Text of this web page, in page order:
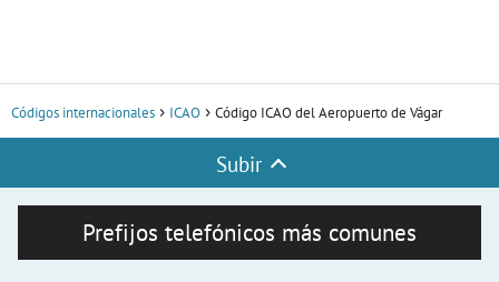
Códigos internacionales ICAO Código ICAO del Aeropuerto de Vágar
Subir
Prefijos telefónicos más comunes